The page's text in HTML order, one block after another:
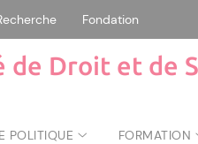
Fondation
de Droit et de
POLITIQUE FORMATION